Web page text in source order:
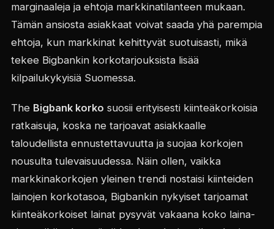
marginaaleja ja ehtoja markkinatilanteen mukaan.
Tämän ansiosta asiakkaat voivat saada yhä parempia
ehtoja, kun markkinat kehittyvät suotuisasti, mikä
tekee Bigbankin korkotarjouksista lisää
kilpailukykyisiä Suomessa.
The Bigbank korko suosii erityisesti kiinteäkorkoisia
ratkaisuja, koska ne tarjoavat asiakkaalle
taloudellista ennustettavuutta ja suojaa korkojen
nousulta tulevaisuudessa. Näin ollen, vaikka
markkinakorkojen yleinen trendi nostaisi kiinteiden
lainojen korkotasoa, Bigbankin nykyiset tarjoamat
kiinteäkorkoiset lainat pysyvät vakaana koko laina-